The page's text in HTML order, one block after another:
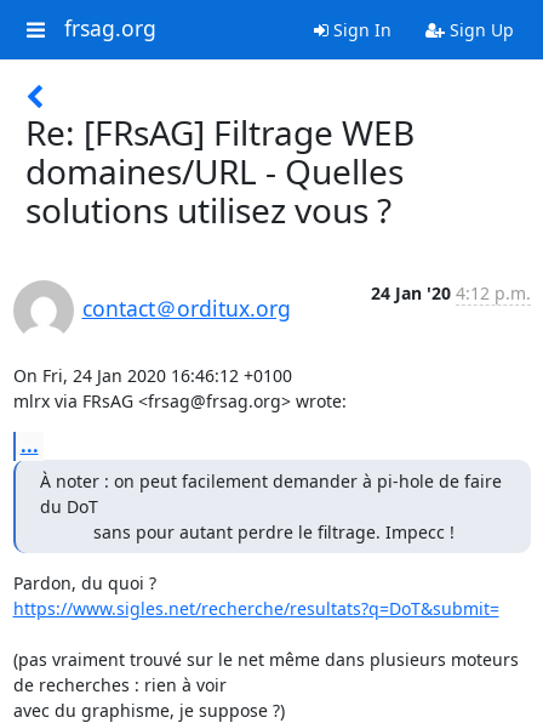
frsag.org Sign In Sign Up
Re: [FRsAG] Filtrage WEB
domaines/URL - Quelles
solutions utilisez vous ?
contact＠orditux.org
24 Jan '20 4:12 p.m.
On Fri, 24 Jan 2020 16:46:12 +0100
mlrx via FRsAG <frsag@frsag.org> wrote:
...
À noter : on peut facilement demander à pi-hole de faire
du DoT
           sans pour autant perdre le filtrage. Impecc !
https://www.sigles.net/recherche/resultats?q=DoT&submit=
(pas vraiment trouvé sur le net même dans plusieurs moteurs
de recherches : rien à voir
avec du graphisme, je suppose ?)